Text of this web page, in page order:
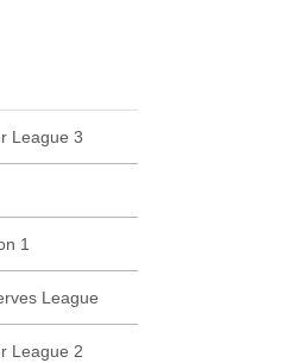
League 3
1
League
League 2